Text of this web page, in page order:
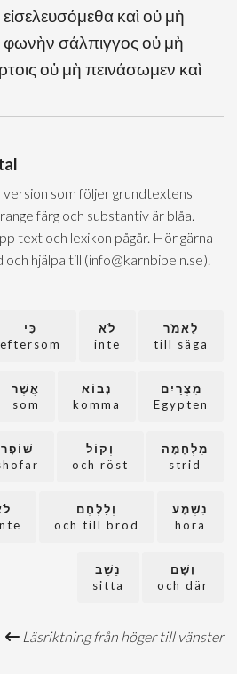
εἰσελευσόμεθα καὶ οὐ μὴ
φωνὴν σάλπιγγος οὐ μὴ
οὐ μὴ πεινάσωμεν καὶ
som följer grundtextens
färg och substantiv är blåa.
text och lexikon pågår. Hör gärna
och hjälpa till (info@karnbibeln.se).
לֵאמֹר
till säga
לֹא
inte
כִּי
eftersom
מִצְרַיִם
Egypten
נָבוֹא
komma
אֲשֶׁר
som
מִלְחָמָה
strid
וְקוֹל
och röst
שׁוֹפָר
נִשְׁמָע
höra
וְלַלֶּחֶם
och till bröd
-
וְשָׁם
och där
נֵשֵׁב
sitta
Läsriktning från höger till vänster